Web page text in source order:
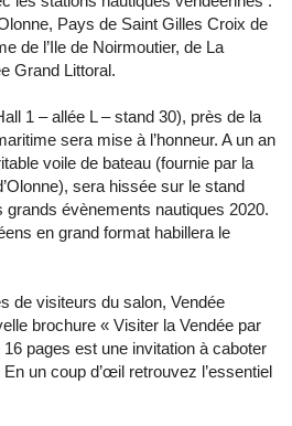
Pays de Saint Gilles Croix de
de l’Ile de Noirmoutier, de La
Grand Littoral.
1 – allée L – stand 30), près de la
sera mise à l’honneur. A un an
voile de bateau (fournie par la
sera hissée sur le stand
grands évènements nautiques 2020.
en grand format habillera le
de visiteurs du salon, Vendée
brochure « Visiter la Vendée par
pages est une invitation à caboter
un coup d’œil retrouvez l’essentiel